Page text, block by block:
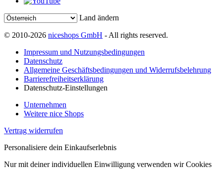
Land ändern
© 2010-2026 niceshops GmbH - All rights reserved.
Impressum und Nutzungsbedingungen
Datenschutz
Allgemeine Geschäftsbedingungen und Widerrufsbelehrung
Barrierefreiheitserklärung
Datenschutz-Einstellungen
Unternehmen
Weitere nice Shops
Vertrag widerrufen
Personalisiere dein Einkaufserlebnis
Nur mit deiner individuellen Einwilligung verwenden wir Cookies